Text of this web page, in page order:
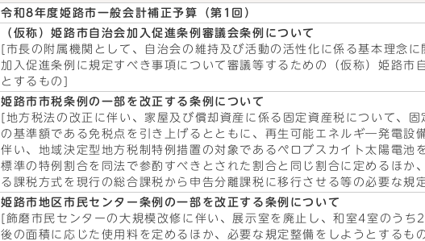
令和8年度姫路市一般会計補正予算（第1回）
（仮称）姫路市自治会加入促進条例審議会条例について
[市長の附属機関として、自治会の維持及び活動の活性化に係る基本理念
加入促進条例に規定すべき事項について審議等するための（仮称）姫路市
とするもの]
姫路市市税条例の一部を改正する条例について
[地方税法の改正に伴い、家屋及び償却資産に係る固定資産税について、
の基準額である免税点を引き上げるとともに、再生可能エネルギ―発電設
伴い、地域決定型地方税制特例措置の対象であるペロブスカイト太陽電池
標準の特例割合を同法で参酌すべきとされた割合と同じ割合に定めるほか
る課税方式を現行の総合課税から申告分離課税に移行させる等の必要な規
姫路市地区市民センター条例の一部を改正する条例について
[飾磨市民センターの大規模改修に伴い、展示室を廃止し、和室4室のう
後の面積に応じた使用料を定めるほか、必要な規定整備をしようとするも